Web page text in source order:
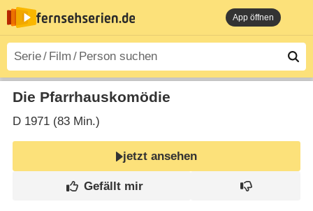
App öffnen
Die Pfarrhauskomödie
D1971 (83 Min.)
jetzt ansehen